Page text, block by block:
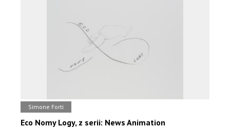
Simone Forti
Eco Nomy Logy, z serii: News Animation